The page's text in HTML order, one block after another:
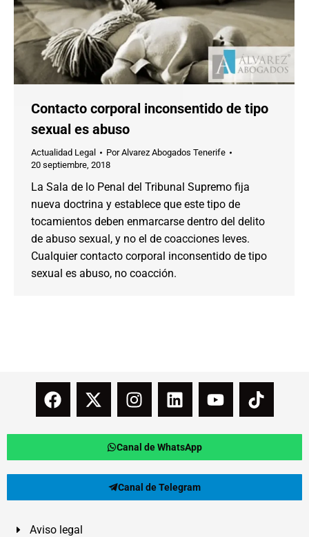
Contacto corporal inconsentido de tipo
sexual es abuso
Actualidad Legal PorAlvarez Abogados Tenerife
20 septiembre, 2018
La Sala de lo Penal del Tribunal Supremo fija
nueva doctrina y establece que este tipo de
tocamientos deben enmarcarse dentro del delito
de abuso sexual, y no el de coacciones leves.
Cualquier contacto corporal inconsentido de tipo
sexual es abuso, no coacción.
Canal de WhatsApp
Canal de Telegram
Aviso legal